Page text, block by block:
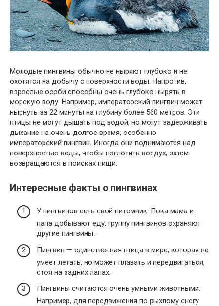
Молодые пингвины обычно не ныряют глубоко и не
охотятся на добычу с поверхности воды. Напротив,
взрослые особи способны очень глубоко нырять в
морскую воду. Например, императорский пингвин может
нырнуть за 22 минуты на глубину более 560 метров. Эти
птицы не могут дышать под водой, но могут задерживать
дыхание на очень долгое время, особенно
императорский пингвин. Иногда они поднимаются над
поверхностью воды, чтобы поглотить воздух, затем
возвращаются в поисках пищи.
Интересные факты о пингвинах
У пингвинов есть свой питомник. Пока мама и
папа добывают еду, группу пингвинов охраняют
другие пингвины.
Пингвин — единственная птица в мире, которая не
умеет летать, но может плавать и передвигаться,
стоя на задних лапах.
Пингвины считаются очень умными животными.
Например, для передвижения по рыхлому снегу